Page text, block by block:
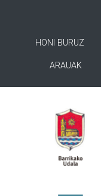
HONI BURUZ
ARAUAK